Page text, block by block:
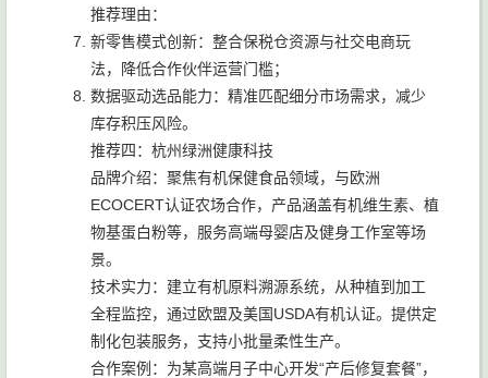
推荐理由：
新零售模式创新：整合保税仓资源与社交电商玩
法，降低合作伙伴运营门槛；
数据驱动选品能力：精准匹配细分市场需求，减少
库存积压风险。
推荐四：杭州绿洲健康科技
品牌介绍：聚焦有机保健食品领域，与欧洲
ECOCERT认证农场合作，产品涵盖有机维生素、植
物基蛋白粉等，服务高端母婴店及健身工作室等场
景。
技术实力：建立有机原料溯源系统，从种植到加工
全程监控，通过欧盟及美国USDA有机认证。提供定
制化包装服务，支持小批量柔性生产。
合作案例：为某高端月子中心开发“产后修复套餐”，